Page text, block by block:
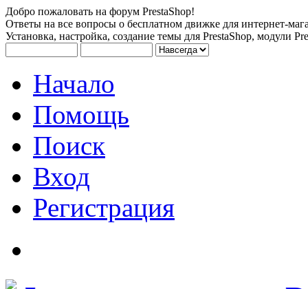
Добро пожаловать на форум PrestaShop!
Ответы на все вопросы о бесплатном движке для интернет-
Установка, настройка, создание темы для PrestaShop, модули
Начало
Помощь
Поиск
Вход
Регистрация